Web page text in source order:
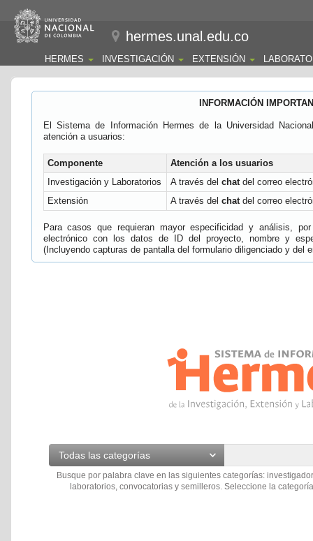
hermes.unal.edu.co
HERMES INVESTIGACIÓN EXTENSIÓN
INFORMACIÓN
El Sistema de Información Hermes de la Universidad
atención a usuarios:
Componente
Atención a los usuarios
Investigación y Laboratorios
A través del chatdel correo
Extensión
A través del chatdel correo
Para casos que requieran mayor especificidad y análisis,
electrónico con los datos de ID del proyecto, nombre y
(Incluyendo capturas de pantalla del formulario diligenciado y del
Todas las categorías
Busque por palabra clave en las siguientes categorías:
laboratorios, convocatorias y semilleros. Seleccione la